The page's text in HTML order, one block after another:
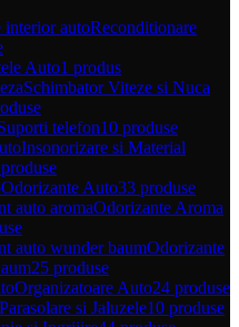
Reconditionare
Auto1 produs
Schimbator Viteze si Nuca
telefon10 produse
Insonorizare si Material
Odorizante Auto33 produse
Odorizante Aroma
Odorizante
25 produse
Organizatoare Auto24 produse
Parasolare si Jaluzele10 produse